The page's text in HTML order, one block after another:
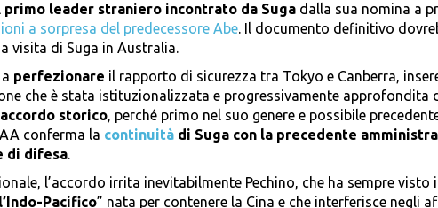
primo leader straniero incontrato da Suga dalla sua nomina a
a sorpresa del predecessore Abe. Il documento definitivo
visita di Suga in Australia.
perfezionare il rapporto di sicurezza tra Tokyo e Canberra,
che è stata istituzionalizzata e progressivamente approfondita
accordo storico, perché primo nel suo genere e possibile
conferma la continuità di Suga con la precedente
di difesa.
l’accordo irrita inevitabilmente Pechino, che ha sempre visto
Pacifico” nata per contenere la Cina e che interferisce negli